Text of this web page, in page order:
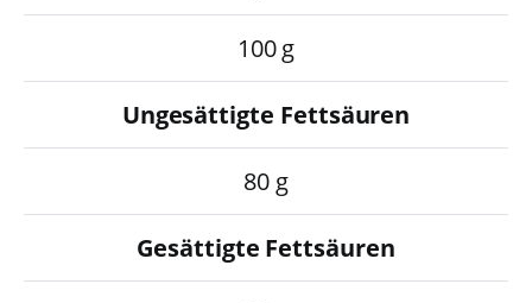
100 g
Ungesättigte Fettsäuren
80 g
Gesättigte Fettsäuren